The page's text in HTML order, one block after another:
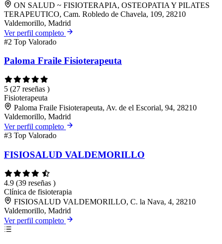
ON SALUD ~ FISIOTERAPIA, OSTEOPATIA Y PILATES
TERAPEUTICO, Cam. Robledo de Chavela, 109, 28210
Valdemorillo, Madrid
Ver perfil completo
#2 Top Valorado
Paloma Fraile Fisioterapeuta
5 (27 reseñas )
Fisioterapeuta
Paloma Fraile Fisioterapeuta, Av. de el Escorial, 94, 28210
Valdemorillo, Madrid
Ver perfil completo
#3 Top Valorado
FISIOSALUD VALDEMORILLO
4.9 (39 reseñas )
Clínica de fisioterapia
FISIOSALUD VALDEMORILLO, C. la Nava, 4, 28210
Valdemorillo, Madrid
Ver perfil completo